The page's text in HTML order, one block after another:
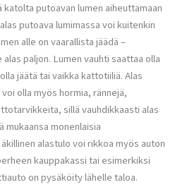
putoavan lumen aiheuttamaan
putoava lumimassa voi kuitenkin
alle on vaarallista jäädä –
paljon. Lumen vauhti saattaa olla
jäätä tai vaikka kattotiiliä. Alas
olla myös hormia, rännejä,
sillä vauhdikkaasti alas
mukaansa monenlaisia
alastulo voi rikkoa myös auton
kauppakassi tai esimerkiksi
on pysäköity lähelle taloa.